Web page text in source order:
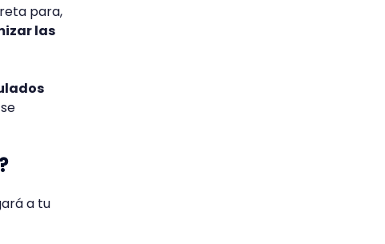
para,
las
a tu